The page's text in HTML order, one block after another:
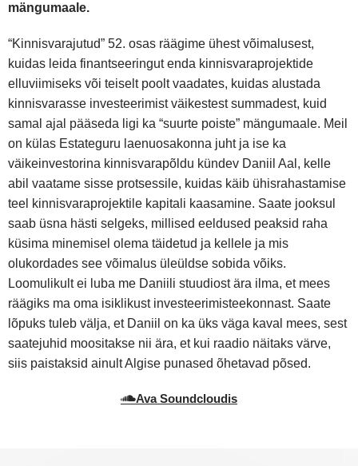
mängumaale.
“Kinnisvarajutud” 52. osas räägime ühest võimalusest,
kuidas leida finantseeringut enda kinnisvaraprojektide
elluviimiseks või teiselt poolt vaadates, kuidas alustada
kinnisvarasse investeerimist väikestest summadest, kuid
samal ajal pääseda ligi ka “suurte poiste” mängumaale. Meil
on külas Estateguru laenuosakonna juht ja ise ka
väikeinvestorina kinnisvarapõldu kündev Daniil Aal, kelle
abil vaatame sisse protsessile, kuidas käib ühisrahastamise
teel kinnisvaraprojektile kapitali kaasamine. Saate jooksul
saab üsna hästi selgeks, millised eeldused peaksid raha
küsima minemisel olema täidetud ja kellele ja mis
olukordades see võimalus üleüldse sobida võiks.
Loomulikult ei luba me Daniili stuudiost ära ilma, et mees
räägiks ma oma isiklikust investeerimisteekonnast. Saate
lõpuks tuleb välja, et Daniil on ka üks väga kaval mees, sest
saatejuhid moositakse nii ära, et kui raadio näitaks värve,
siis paistaksid ainult Algise punased õhetavad põsed.
Ava Soundcloudis